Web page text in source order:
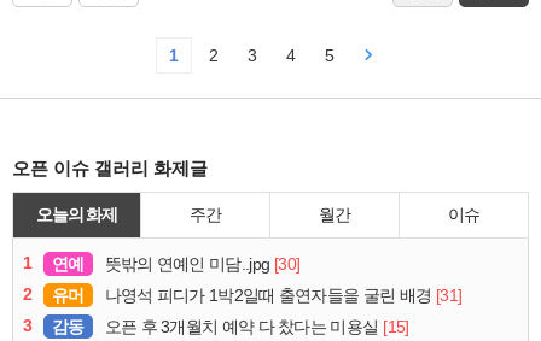
1 2 3 4 5
오픈 이슈 갤러리 화제글
오늘의 화제 주간 월간 이슈
1 연예 뜻밖의 연예인 미담..jpg [30]
2
유머 나영석 피디가 1박2일때 출연자들을 굴린 배경 [31]
3
감동 오픈 후 3개월치 예약 다 찼다는 미용실 [15]